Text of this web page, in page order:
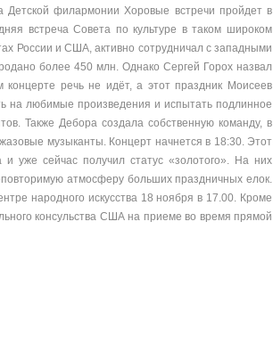
Детской филармонии Хоровые встречи пройдет в
встреча Совета по культуре в таком широком
России и США, активно сотрудничал с западными
более 450 млн. Однако Сергей Горох назвал
речь не идёт, а этот праздник Моисеев
на любимые произведения и испытать подлинное
Также Дебора создала собственную команду, в
музыканты. Концерт начнется в 18:30. Этот
уже сейчас получил статус «золотого». На них
атмосферу больших праздничных елок.
народного искусства 18 ноября в 17.00. Кроме
консульства США на приеме во время прямой